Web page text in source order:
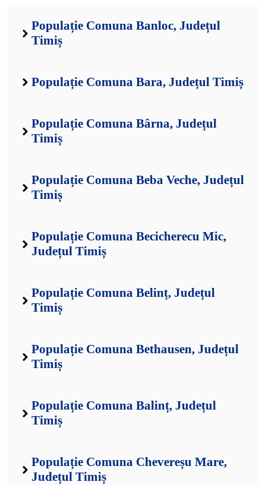
Populație Comuna Banloc, Județul
Timiș
Populație Comuna Bara, Județul Timiș
Populație Comuna Bârna, Județul
Timiș
Populație Comuna Beba Veche, Județul
Timiș
Populație Comuna Becicherecu Mic,
Județul Timiș
Populație Comuna Belinț, Județul
Timiș
Populație Comuna Bethausen, Județul
Timiș
Populație Comuna Balinț, Județul
Timiș
Populație Comuna Chevereșu Mare,
Județul Timiș